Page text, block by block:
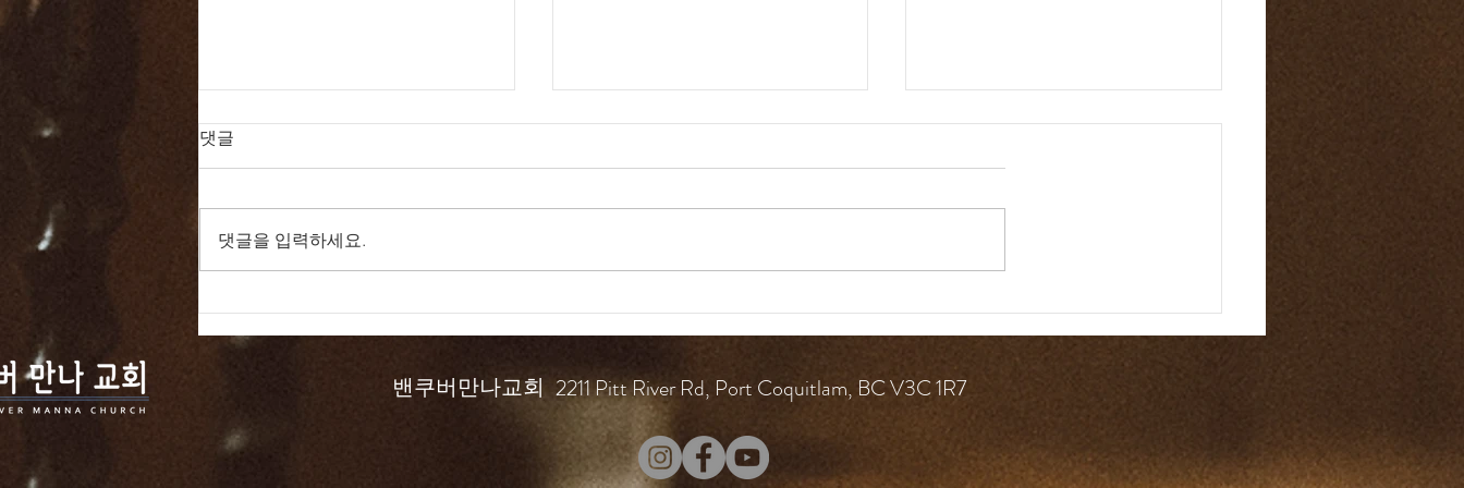
드라마 바이블 161일 드라마 바이블 160일 드라마 바이블 159일
댓글
댓글을 입력하세요.
밴쿠버만나교회 2211 Pitt River Rd, Port Coquitlam, BC V3C 1R7